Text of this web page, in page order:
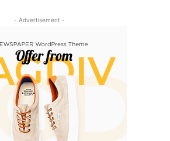
- Advertisement -